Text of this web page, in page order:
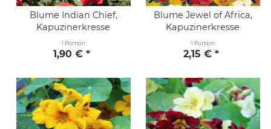
Blume Indian Chief,
Kapuzinerkresse
1 Portion
1,90 € *
Blume Jewel of Africa,
Kapuzinerkresse
1 Portion
2,15 € *